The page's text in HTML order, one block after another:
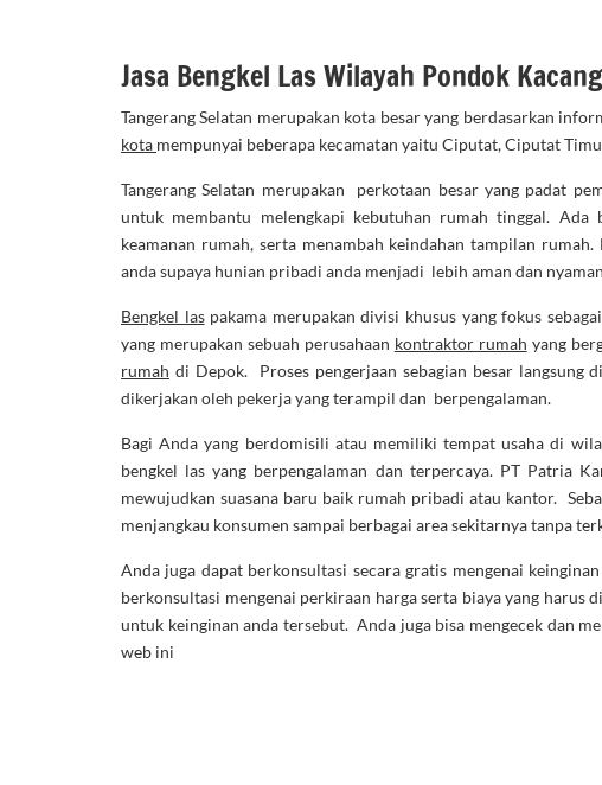
Jasa Bengkel Las Wilayah Pondok
Tangerang Selatan merupakan kota besar yang berdasarkan
kota mempunyai beberapa kecamatan yaitu Ciputat, Ciputat
Tangerang Selatan merupakan perkotaan besar yang padat
untuk membantu melengkapi kebutuhan rumah tinggal.
keamanan rumah, serta menambah keindahan tampilan
anda supaya hunian pribadi anda menjadi lebih aman dan
Bengkel laspakama merupakan divisi khusus yang fokus
yang merupakan sebuah perusahaan kontraktor rumah yang
rumah di Depok. Proses pengerjaan sebagian besar langsung
dikerjakan oleh pekerja yang terampil dan berpengalaman.
Bagi Anda yang berdomisili atau memiliki tempat usaha di
bengkel las yang berpengalaman dan terpercaya. PT Patria
mewujudkan suasana baru baik rumah pribadi atau kantor.
menjangkau konsumen sampai berbagai area sekitarnya tanpa
Anda juga dapat berkonsultasi secara gratis mengenai
berkonsultasi mengenai perkiraan harga serta biaya yang harus
untuk keinginan anda tersebut. Anda juga bisa mengecek dan
web ini